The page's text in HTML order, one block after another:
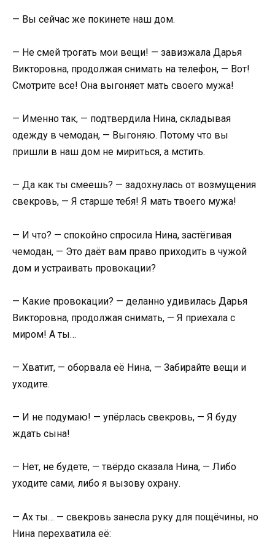
— Вы сейчас же покинете наш дом.
— Не смей трогать мои вещи! — завизжала Дарья
Викторовна, продолжая снимать на телефон, — Вот!
Смотрите все! Она выгоняет мать своего мужа!
— Именно так, — подтвердила Нина, складывая
одежду в чемодан, — Выгоняю. Потому что вы
пришли в наш дом не мириться, а мстить.
— Да как ты смеешь? — задохнулась от возмущения
свекровь, — Я старше тебя! Я мать твоего мужа!
— И что? — спокойно спросила Нина, застёгивая
чемодан, — Это даёт вам право приходить в чужой
дом и устраивать провокации?
— Какие провокации? — деланно удивилась Дарья
Викторовна, продолжая снимать, — Я приехала с
миром! А ты…
— Хватит, — оборвала её Нина, — Забирайте вещи и
уходите.
— И не подумаю! — упёрлась свекровь, — Я буду
ждать сына!
— Нет, не будете, — твёрдо сказала Нина, — Либо
уходите сами, либо я вызову охрану.
— Ах ты… — свекровь занесла руку для пощёчины, но
Нина перехватила её: